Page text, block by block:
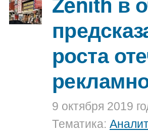
роста
9 октября 2019
Тематика: